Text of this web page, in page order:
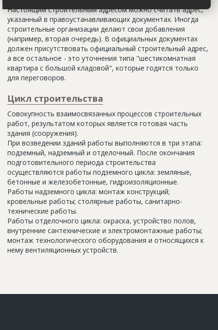
Настоящим строительным адресом можно считать адрес,
указанный в правоустанавливающих документах. Иногда
строительные организации делают свои добавления
(например, вторая очередь). В официальных документах
должен присутствовать официальный строительный адрес,
а все остальное - это уточнения типа "шестикомнатная
квартира с большой кладовой", которые годятся только
для переговоров.
Цикл строительства
Совокупность взаимосвязанных процессов строительных
работ, результатом которых является готовая часть
здания (сооружения).
При возведении зданий работы выполняются в три этапа:
подземный, надземный и отделочный. После окончания
подготовительного периода строительства
осуществляются работы подземного цикла: земляные,
бетонные и железобетонные, гидроизоляционные.
Работы надземного цикла: монтаж конструкций;
кровельные работы; столярные работы, санитарно-
технические работы.
Работы отделочного цикла: окраска, устройство полов,
внутренние сантехнические и электромонтажные работы;
монтаж технологического оборудования и относящихся к
нему вентиляционных устройств.